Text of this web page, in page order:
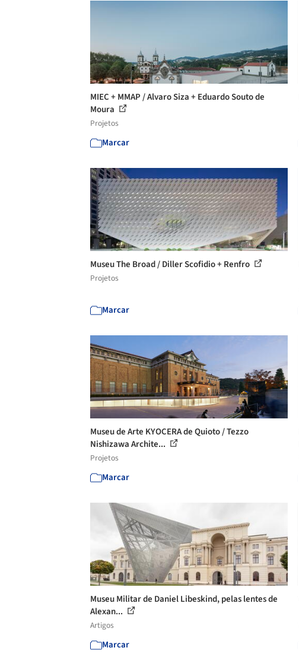
MIEC + MMAP / Alvaro Siza + Eduardo Souto de
Moura
Projetos
Marcar
Museu The Broad / Diller Scofidio + Renfro
Projetos
Marcar
Museu de Arte KYOCERA de Quioto / Tezzo
Nishizawa Archite...
Projetos
Marcar
Museu Militar de Daniel Libeskind, pelas lentes de
Alexan...
Artigos
Marcar